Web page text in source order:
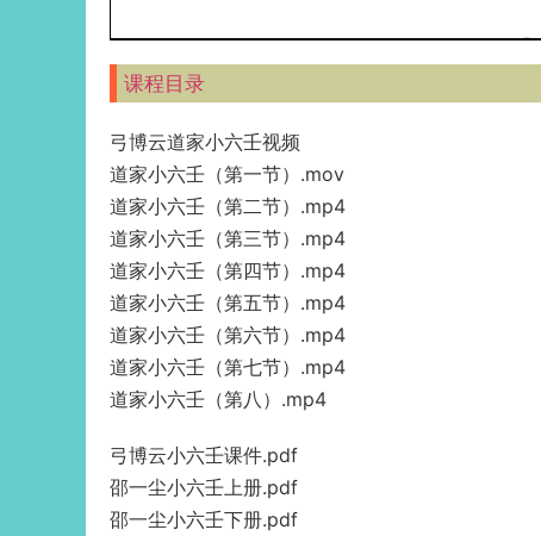
课程目录
弓博云道家小六壬视频
道家小六壬（第一节）.mov
道家小六壬（第二节）.mp4
道家小六壬（第三节）.mp4
道家小六壬（第四节）.mp4
道家小六壬（第五节）.mp4
道家小六壬（第六节）.mp4
道家小六壬（第七节）.mp4
道家小六壬（第八）.mp4
弓博云小六壬课件.pdf
邵一尘小六壬上册.pdf
邵一尘小六壬下册.pdf